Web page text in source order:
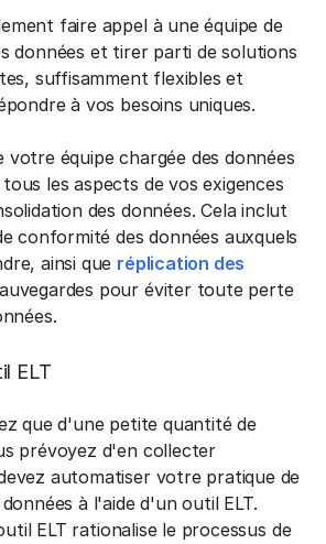
faire appel à une équipe de
données et tirer parti de solutions
suffisamment flexibles et
à vos besoins uniques.
votre équipe chargée des données
les aspects de vos exigences
des données. Cela inclut
conformité des données auxquels
ainsi que réplication des
pour éviter toute perte
ELT
que d'une petite quantité de
prévoyez d'en collecter
automatiser votre pratique de
à l'aide d'un outil ELT.
ELT rationalise le processus de